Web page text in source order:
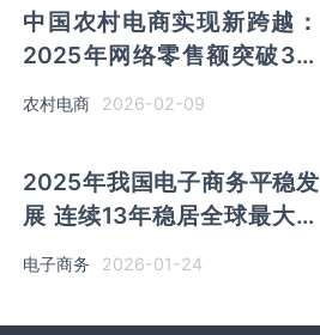
中国农村电商实现新跨越：
2025年网络零售额突破3万
亿元 供应链与物流体系全面
升级
农村电商 2026-02-09
2025年我国电子商务平稳发
展 连续13年稳居全球最大网
络零售市场
电子商务 2026-01-24